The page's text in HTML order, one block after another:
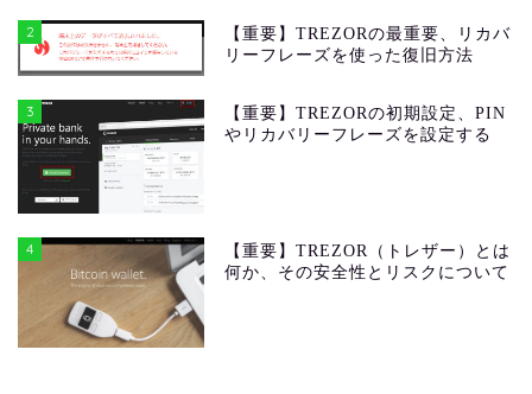
2
【重要】TREZORの最重要、リカバ
リーフレーズを使った復旧方法
3
【重要】TREZORの初期設定、PIN
やリカバリーフレーズを設定する
4
【重要】TREZOR（トレザー）とは
何か、その安全性とリスクについて